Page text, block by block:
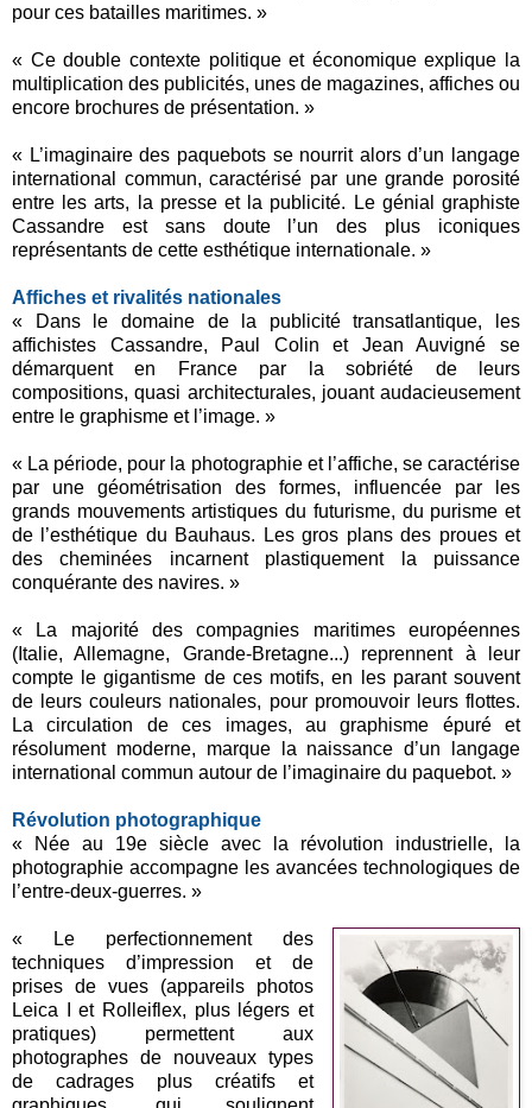
pour ces batailles maritimes. »
« Ce double contexte politique et économique explique la
multiplication des publicités, unes de magazines, affiches ou
encore brochures de présentation. »
« L’imaginaire des paquebots se nourrit alors d’un langage
international commun, caractérisé par une grande porosité
entre les arts, la presse et la publicité. Le génial graphiste
Cassandre est sans doute l’un des plus iconiques
représentants de cette esthétique internationale. »
Affiches et rivalités nationales
« Dans le domaine de la publicité transatlantique, les
affichistes Cassandre, Paul Colin et Jean Auvigné se
démarquent en France par la sobriété de leurs
compositions, quasi architecturales, jouant audacieusement
entre le graphisme et l’image. »
« La période, pour la photographie et l’affiche, se caractérise
par une géométrisation des formes, influencée par les
grands mouvements artistiques du futurisme, du purisme et
de l’esthétique du Bauhaus. Les gros plans des proues et
des cheminées incarnent plastiquement la puissance
conquérante des navires. »
« La majorité des compagnies maritimes européennes
(Italie, Allemagne, Grande-Bretagne...) reprennent à leur
compte le gigantisme de ces motifs, en les parant souvent
de leurs couleurs nationales, pour promouvoir leurs flottes.
La circulation de ces images, au graphisme épuré et
résolument moderne, marque la naissance d’un langage
international commun autour de l’imaginaire du paquebot. »
Révolution photographique
« Née au 19e siècle avec la révolution industrielle, la
photographie accompagne les avancées technologiques de
l’entre-deux-guerres. »
« Le perfectionnement des
techniques d’impression et de
prises de vues (appareils photos
Leica I et Rolleiflex, plus légers et
pratiques) permettent aux
photographes de nouveaux types
de cadrages plus créatifs et